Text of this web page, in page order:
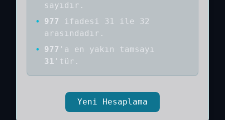
sayıdır .
•
977
ifadesi 31 ile 32
arasındadır.
•
977 'a en yakın tamsayı
31 'tür.
Yeni Hesaplama